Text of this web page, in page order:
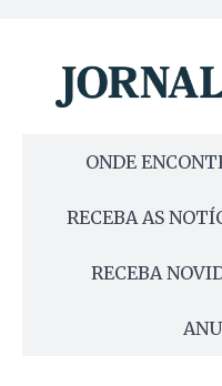
ONDE
RECEBA AS
RECEBA